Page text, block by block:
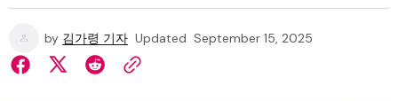
by 김가령 기자 Updated September 15, 2025